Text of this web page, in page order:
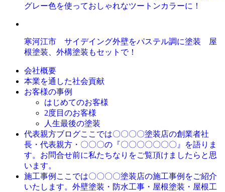
グレー色を使っておしゃれなツートンカラーに！
寒河江市 サイデイング外壁をパステル調に塗装 屋
根塗装、外構塗装もセットで！
会社概要
本業を通した社会貢献
お客様の事例
はじめてのお客様
2度目のお客様
人生最後の塗装
代表親方ブログここでは〇〇〇〇塗装店の創業者社
長・代表親方・〇〇〇の『〇〇〇〇〇〇〇』を語りま
す。お問合せ前に私たちなりをご覧頂けましたらと思
います。
施工事例 ここでは〇〇〇〇塗装店の施工事例をご紹介
いたします。外壁塗装・防水工事・屋根塗装・屋根工